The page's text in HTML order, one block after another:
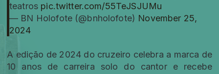
teatros pic.twitter.com/55TeJSJUMu
— BN Holofote (@bnholofote) November 25,
2024
A edição de 2024 do cruzeiro celebra a marca de
10 anos de carreira solo do cantor e recebe